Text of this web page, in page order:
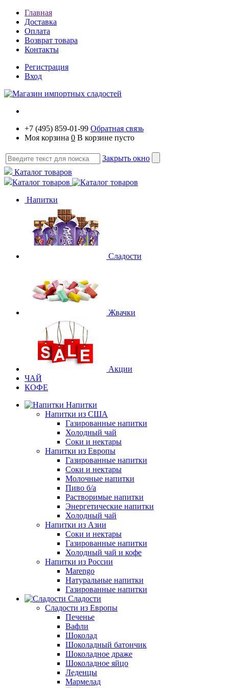
Главная
Доставка
Оплата
Возврат товара
Контакты
Регистрация
Вход
+7 (495) 859-01-99 Обратная связь
Моя корзина 0 В корзине пусто
Закрыть окно
Каталог товаров
Каталог товаров
Напитки
Сладости
Жвачки
Акции
ЧАЙ
КОФЕ
Напитки
Напитки из США
Газированные напитки
Холодный чай
Соки и нектары
Напитки из Европы
Газированные напитки
Соки и нектары
Молочные напитки
Пиво б/а
Растворимые напитки
Энергетические напитки
Холодный чай
Напитки из Азии
Соки и нектары
Газированные напитки
Холодный чай и кофе
Напитки из России
Marengo
Натуральные напитки
Газированные напитки
Сладости
Сладости из Европы
Печенье
Вафли
Шоколад
Шоколадный батончик
Шоколадное драже
Шоколадное яйцо
Леденцы
Мармелад